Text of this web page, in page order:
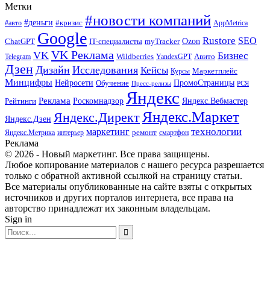
Метки
#авто #деньги #кризис #новости компаний AppMetrica
ChatGPT Google IT-специалисты myTracker Ozon Rustore SEO
Telegram VK VK Реклама Wildberries YandexGPT Авито Бизнес
Дзен Дизайн Исследования Кейсы Курсы Маркетплейс
Минцифры Нейросети Обучение Пресс-релизы ПромоСтраницы РСЯ
Рейтинги Реклама Роскомнадзор Яндекс Яндекс.Вебмастер
Яндекс.Дзен Яндекс.ДиректЯндекс.Маркет
Яндекс.Метрика интерьер маркетинг ремонт смартфон технологии
Реклама
© 2026 - Новый маркетинг. Все права защищены.
Любое копирование материалов с нашего ресурса разрешается
только с обратной активной ссылкой на страницу статьи.
Все материалы опубликованные на сайте взяты с открытых
источников и других порталов интернета, все права на
авторство принадлежат их законным владельцам.
Sign in